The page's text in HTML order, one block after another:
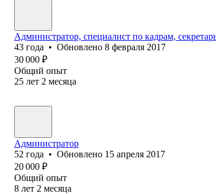
Администратор, специалист по кадрам,
43 года • Обновлено 8 февраля 2017
30 000 ₽
Общий опыт
25 лет 2 месяца
Администратор
52 года • Обновлено 15 апреля 2017
20 000 ₽
Общий опыт
8 лет 2 месяца